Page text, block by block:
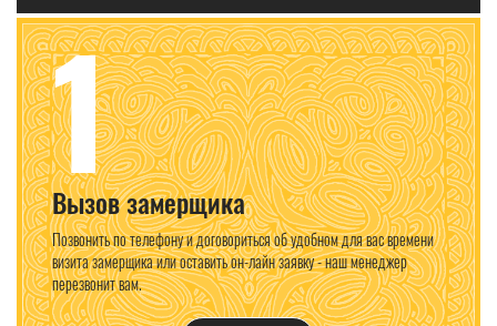
1
Вызов замерщика
Позвонить по телефону и договориться об удобном для вас времени
визита замерщика или оставить он-лайн заявку - наш менеджер
перезвонит вам.